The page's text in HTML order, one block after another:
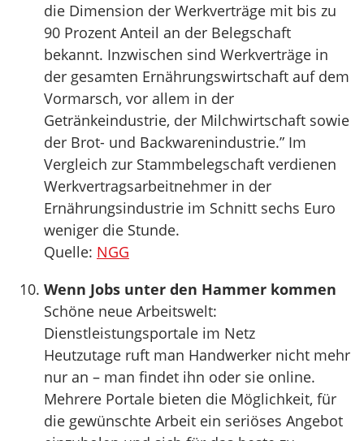
die Dimension der Werkverträge mit bis zu
90 Prozent Anteil an der Belegschaft
bekannt. Inzwischen sind Werkverträge in
der gesamten Ernährungswirtschaft auf dem
Vormarsch, vor allem in der
Getränkeindustrie, der Milchwirtschaft sowie
der Brot- und Backwarenindustrie.” Im
Vergleich zur Stammbelegschaft verdienen
Werkvertragsarbeitnehmer in der
Ernährungsindustrie im Schnitt sechs Euro
weniger die Stunde.
Quelle: NGG
Wenn Jobs unter den Hammer kommen
Schöne neue Arbeitswelt:
Dienstleistungsportale im Netz
Heutzutage ruft man Handwerker nicht mehr
nur an – man findet ihn oder sie online.
Mehrere Portale bieten die Möglichkeit, für
die gewünschte Arbeit ein seriöses Angebot